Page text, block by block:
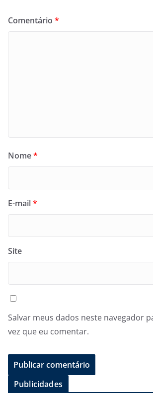
Comentário *
Nome*
E-mail*
Site
Salvar meus dados neste navegador
vez que eu comentar.
Publicidades